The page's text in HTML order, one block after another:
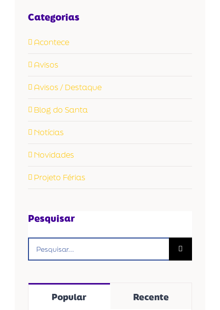
Categorias
Acontece
Avisos
Avisos / Destaque
Blog do Santa
Notícias
Novidades
Projeto Férias
Pesquisar
resultados
Popular Recente